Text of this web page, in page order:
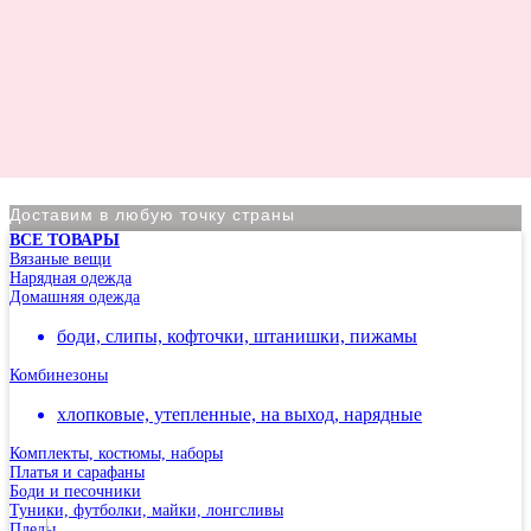
Доставим в любую точку страны
По Москве курьер в день оформления заказа
Вы на сайте Московского филиала
-5% на первый заказ (товар на скидках не участвует в
м.Чертановская.
ВСЕ ТОВАРЫ
Вязаные вещи
Нарядная одежда
Домашняя одежда
боди, слипы, кофточки, штанишки, пижамы
Комбинезоны
хлопковые, утепленные, на выход, нарядные
Комплекты, костюмы, наборы
Платья и сарафаны
Боди и песочники
Туники, футболки, майки, лонгсливы